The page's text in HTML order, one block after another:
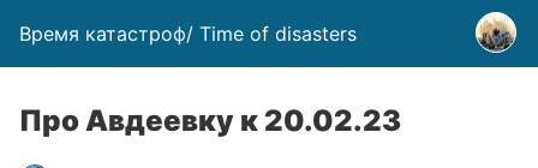
Время катастроф/ Time of disasters
Про Авдеевку к 20.02.23